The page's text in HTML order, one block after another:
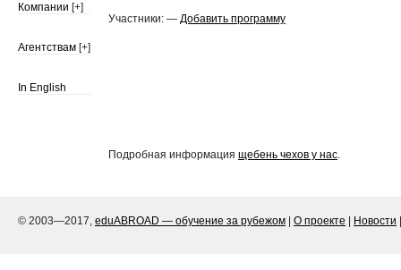
Компании [+]
Агентствам [+]
In English
Участники: — Добавить программу
Подробная информация щебень чехов у нас.
© 2003—2017, eduABROAD — обучение за рубежом О проекте Новости